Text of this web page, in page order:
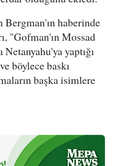
haberinde
"Gofman'ın Mossad
Netanyahu'ya yaptığı
böylece baskı
başka isimlere